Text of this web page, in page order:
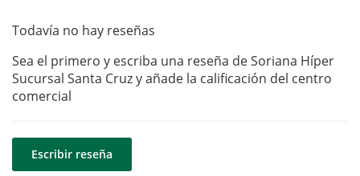
Todavía no hay reseñas
Sea el primero y escriba una reseña de Soriana Híper
Sucursal Santa Cruz y añade la calificación del centro
comercial
Escribir reseña